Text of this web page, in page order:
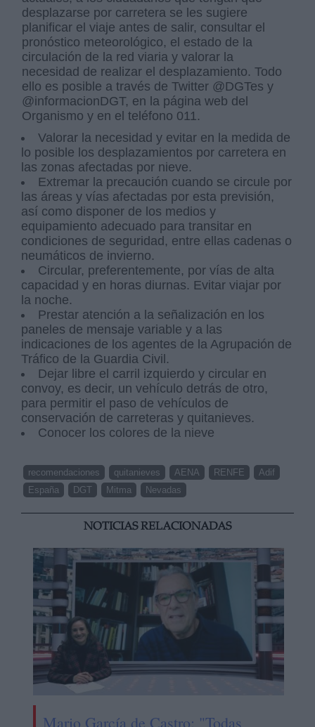
desplazarse por carretera se les sugiere
planificar el viaje antes de salir, consultar el
pronóstico meteorológico, el estado de la
circulación de la red viaria y valorar la
necesidad de realizar el desplazamiento. Todo
ello es posible a través de Twitter @DGTes y
@informacionDGT, en la página web del
Organismo y en el teléfono 011.
Valorar la necesidad y evitar en la medida de
lo posible los desplazamientos por carretera en
las zonas afectadas por nieve.
Extremar la precaución cuando se circule por
las áreas y vías afectadas por esta previsión,
así como disponer de los medios y
equipamiento adecuado para transitar en
condiciones de seguridad, entre ellas cadenas o
neumáticos de invierno.
Circular, preferentemente, por vías de alta
capacidad y en horas diurnas. Evitar viajar por
la noche.
Prestar atención a la señalización en los
paneles de mensaje variable y a las
indicaciones de los agentes de la Agrupación de
Tráfico de la Guardia Civil.
Dejar libre el carril izquierdo y circular en
convoy, es decir, un vehículo detrás de otro,
para permitir el paso de vehículos de
conservación de carreteras y quitanieves.
Conocer los colores de la nieve
recomendaciones quitanieves AENA RENFE
Adif
España
DGT Mitma Nevadas
NOTICIAS RELACIONADAS
Mario García de Castro: "Todas